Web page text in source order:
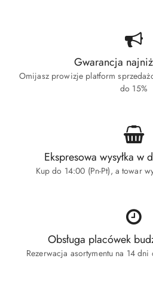
Gwarancja
Omijasz prowizje platform
do 15%
Ekspresowa wysyłka w
Kup do 14:00 (Pn-Pt), a towar
Obsługa placówek
Rezerwacja asortymentu na 14 dni